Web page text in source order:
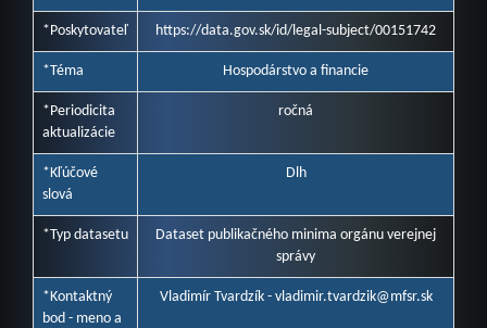
*Poskytovateľ https://data.gov.sk/id/legal-subject/00151742
*Téma Hospodárstvo a financie
*Periodicita
aktualizácie
ročná
*Kľúčové
slová
Dlh
*Typ datasetu
Dataset publikačného minima orgánu verejnej
správy
*Kontaktný
bod - meno a
Vladimír Tvardzík - vladimir.tvardzik@mfsr.sk